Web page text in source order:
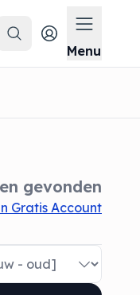
Zoeken
Menu
Menu
gevonden
Gratis Account